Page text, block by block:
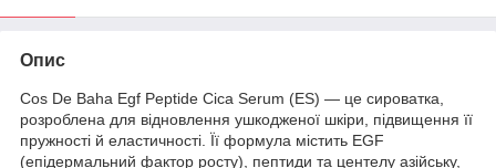
Опис
Cos De Baha Egf Peptide Cica Serum (ES) — це сироватка,
розроблена для відновлення ушкодженої шкіри, підвищення її
пружності й еластичності. Її формула містить EGF
(епідермальний фактор росту), пептиди та центелу азійську,